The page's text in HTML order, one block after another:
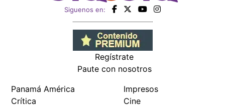
Siguenos en:
Regístrate
Paute con nosotros
Panamá América
Crítica
Impresos
Cine